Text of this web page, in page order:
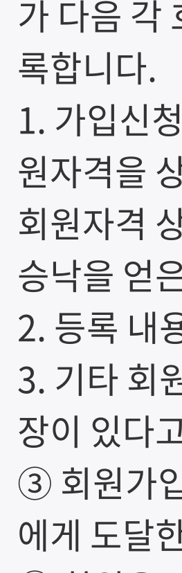
가 다음 각
록합니다.
1. 가입신
원자격을
회원자격
승낙을 얻
2. 등록 내
3. 기타 회
장이 있다
③ 회원가
에게 도달